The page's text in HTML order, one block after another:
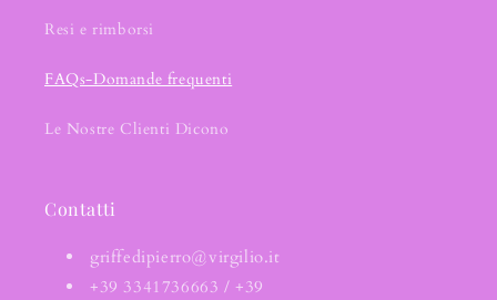
Resi e rimborsi
FAQs-Domande frequenti
Le Nostre Clienti Dicono
Contatti
griffedipierro@virgilio.it
+39 3341736663 / +39